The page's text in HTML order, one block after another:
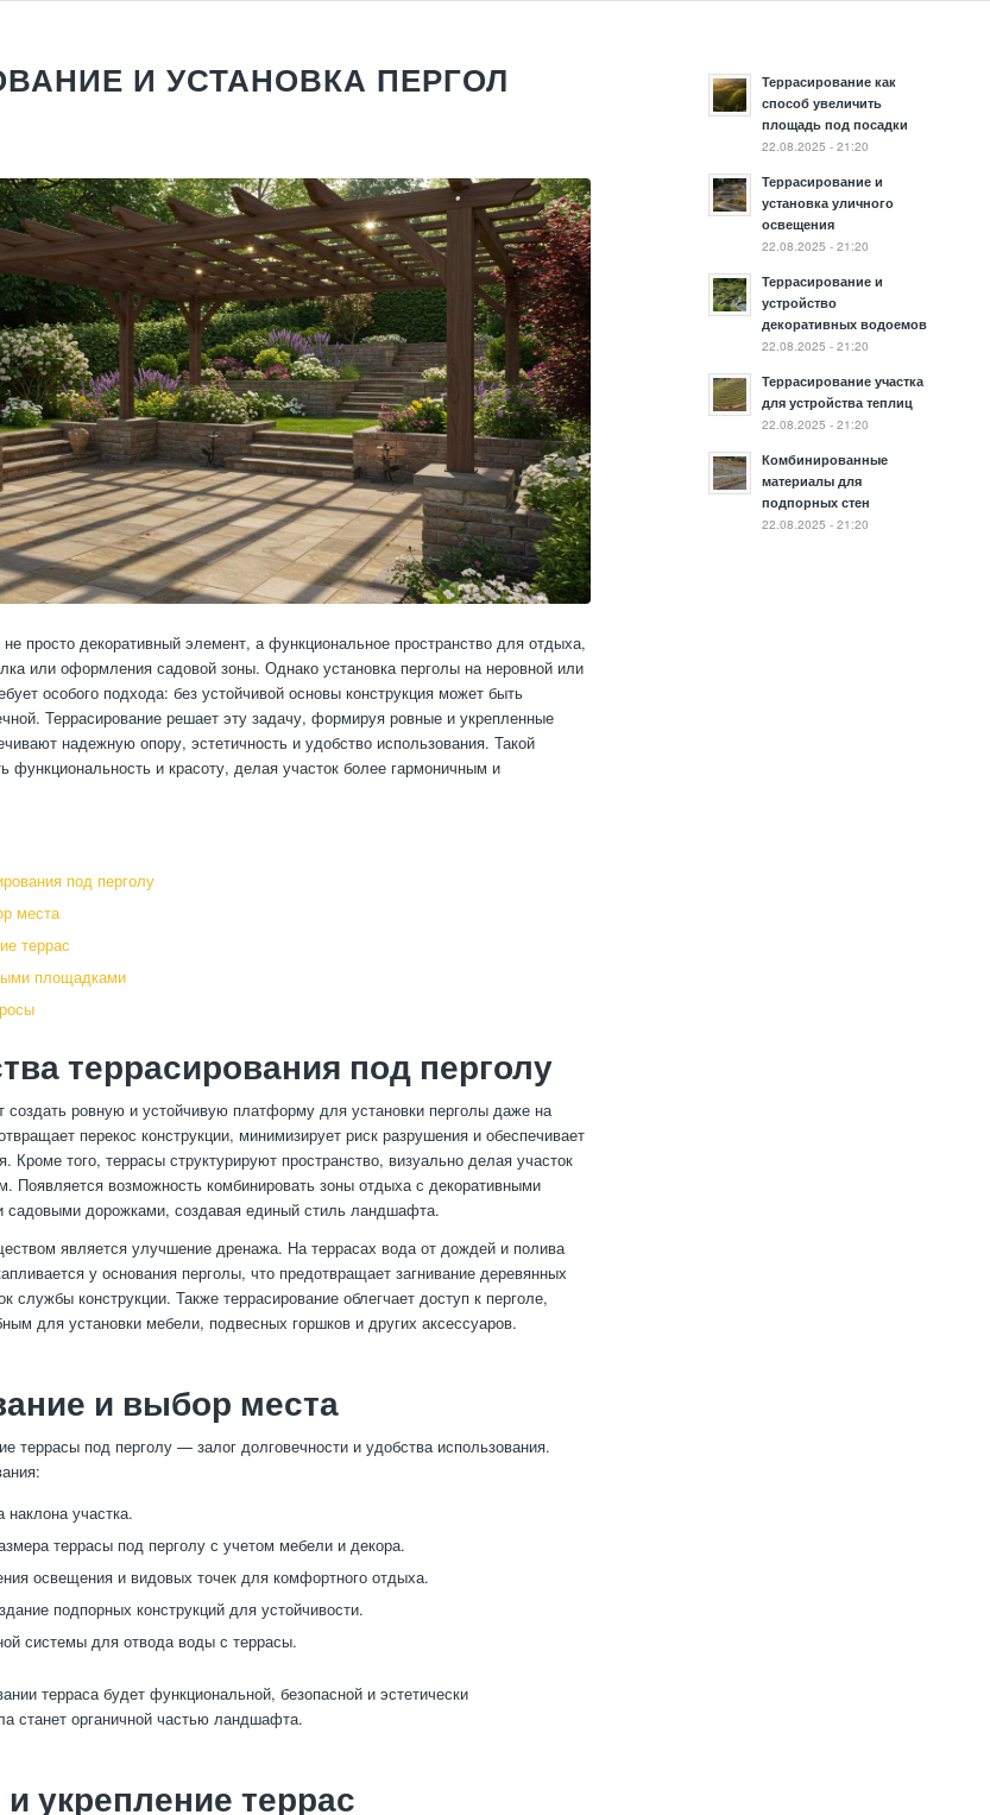
И УСТАНОВКА ПЕРГОЛ
просто декоративный элемент, а функциональное пространство для отдыха,
или оформления садовой зоны. Однако установка перголы на неровной или
особого подхода: без устойчивой основы конструкция может быть
Террасирование решает эту задачу, формируя ровные и укрепленные
надежную опору, эстетичность и удобство использования. Такой
функциональность и красоту, делая участок более гармоничным и
под перголу
места
террас
площадками
террасирования под перголу
создать ровную и устойчивую платформу для установки перголы даже на
перекос конструкции, минимизирует риск разрушения и обеспечивает
Кроме того, террасы структурируют пространство, визуально делая участок
Появляется возможность комбинировать зоны отдыха с декоративными
садовыми дорожками, создавая единый стиль ландшафта.
является улучшение дренажа. На террасах вода от дождей и полива
у основания перголы, что предотвращает загнивание деревянных
службы конструкции. Также террасирование облегчает доступ к перголе,
для установки мебели, подвесных горшков и других аксессуаров.
и выбор места
террасы под перголу — залог долговечности и удобства использования.
участка.
террасы под перголу с учетом мебели и декора.
освещения и видовых точек для комфортного отдыха.
подпорных конструкций для устойчивости.
системы для отвода воды с террасы.
терраса будет функциональной, безопасной и эстетически
станет органичной частью ландшафта.
укрепление террас
Террасирование как
способ увеличить
площадь под посадки
22.08.2025 - 21:20
Террасирование и
установка уличного
освещения
22.08.2025 - 21:20
Террасирование и
устройство
декоративных водоемов
22.08.2025 - 21:20
Террасирование участка
для устройства теплиц
22.08.2025 - 21:20
Комбинированные
материалы для
подпорных стен
22.08.2025 - 21:20